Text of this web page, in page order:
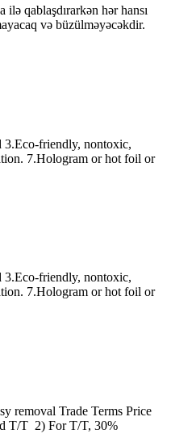
qablaşdırarkən hər hansı
və büzülməyəcəkdir.
3.Eco-friendly, nontoxic,
7.Hologram or hot foil or
3.Eco-friendly, nontoxic,
7.Hologram or hot foil or
removal Trade Terms Price
T/T 2) For T/T, 30%